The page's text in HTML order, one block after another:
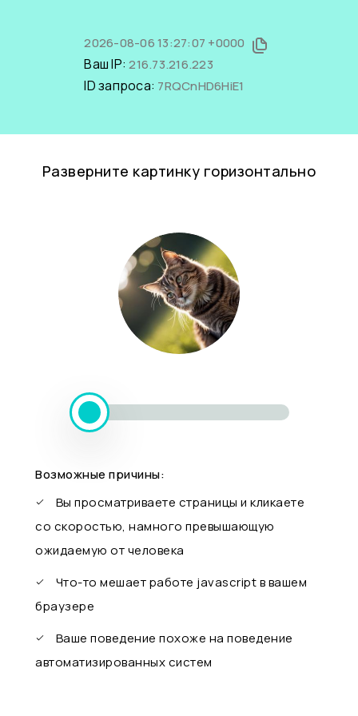
2026-08-06 13:27:07 +0000
Ваш IP:216.73.216.223
ID запроса: 7RQCnHD6HiE1
Разверните картинку горизонтально
Возможные причины:
Вы просматриваете страницы и кликаете
со скоростью, намного превышающую
ожидаемую от человека
Что-то мешает работе javascript в вашем
браузере
Ваше поведение похоже на поведение
автоматизированных систем